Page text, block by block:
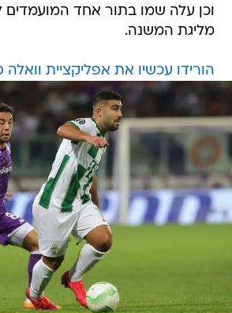
וכן עלה שמו בתור אחד המועמדים
מליגת המשנה.
הורידו עכשיו את אפליקציית